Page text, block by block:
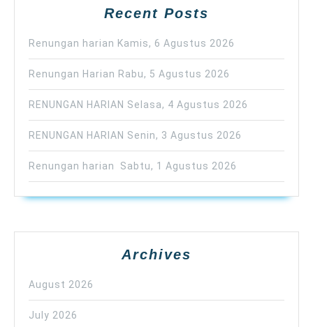
Recent Posts
Renungan harian Kamis, 6 Agustus 2026
Renungan Harian Rabu, 5 Agustus 2026
RENUNGAN HARIAN Selasa, 4 Agustus 2026
RENUNGAN HARIAN Senin, 3 Agustus 2026
Renungan harian Sabtu, 1 Agustus 2026
Archives
August 2026
July 2026